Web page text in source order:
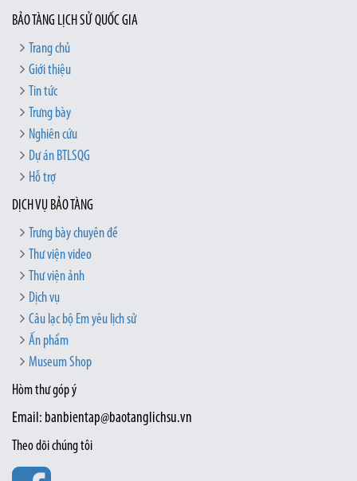
BẢO TÀNG LỊCH SỬ QUỐC GIA
Trang chủ
Giới thiệu
Tin tức
Trưng bày
Nghiên cứu
Dự án BTLSQG
Hỗ trợ
DỊCH VỤ BẢO TÀNG
Trưng bày chuyên đề
Thư viện video
Thư viện ảnh
Dịch vụ
Câu lạc bộ Em yêu lịch sử
Ấn phẩm
Museum Shop
Hòm thư góp ý
Email: banbientap@baotanglichsu.vn
Theo dõi chúng tôi